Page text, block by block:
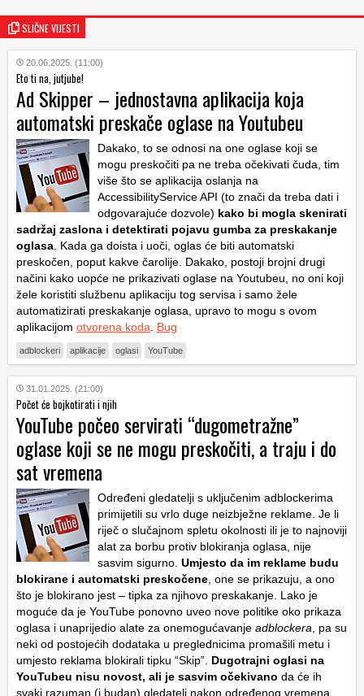
SLIČNE VIJESTI
20.06.2025. (11:00)
Eto ti na, jutjube!
Ad Skipper – jednostavna aplikacija koja
automatski preskače oglase na Youtubeu
Dakako, to se odnosi na one oglase koji se
mogu preskočiti pa ne treba očekivati čuda, tim
više što se aplikacija oslanja na
AccessibilityService API (to znači da treba dati i
odgovarajuće dozvole) kako bi mogla skenirati
sadržaj zaslona i detektirati pojavu gumba za preskakanje
oglasa . Kada ga doista i uoči, oglas će biti automatski
preskočen, poput kakve čarolije. Dakako, postoji brojni drugi
načini kako uopće ne prikazivati oglase na Youtubeu, no oni koji
žele koristiti službenu aplikaciju tog servisa i samo žele
automatizirati preskakanje oglasa, upravo to mogu s ovom
aplikacijom otvorena koda Bug
adblockeri aplikacije oglasi YouTube
31.01.2025. (21:00)
Počet će bojkotirati i njih
YouTube počeo servirati “dugometražne”
oglase koji se ne mogu preskočiti, a traju i do
sat vremena
Određeni gledatelji s uključenim adblockerima
primijetili su vrlo duge neizbježne reklame. Je li
riječ o slučajnom spletu okolnosti ili je to najnoviji
alat za borbu protiv blokiranja oglasa, nije
sasvim sigurno. Umjesto da im reklame budu
blokirane i automatski preskočene , one se prikazuju, a ono
što je blokirano jest – tipka za njihovo preskakanje. Lako je
moguće da je YouTube ponovno uveo nove politike oko prikaza
oglasa i unaprijedio alate za onemogućavanje adblockera , pa su
neki od postojećih dodataka u preglednicima promašili metu i
umjesto reklama blokirali tipku “Skip”. Dugotrajni oglasi na
YouTubeu nisu novost, ali je sasvim očekivano da će ih
svaki razuman (i budan) gledatelj nakon određenog vremena